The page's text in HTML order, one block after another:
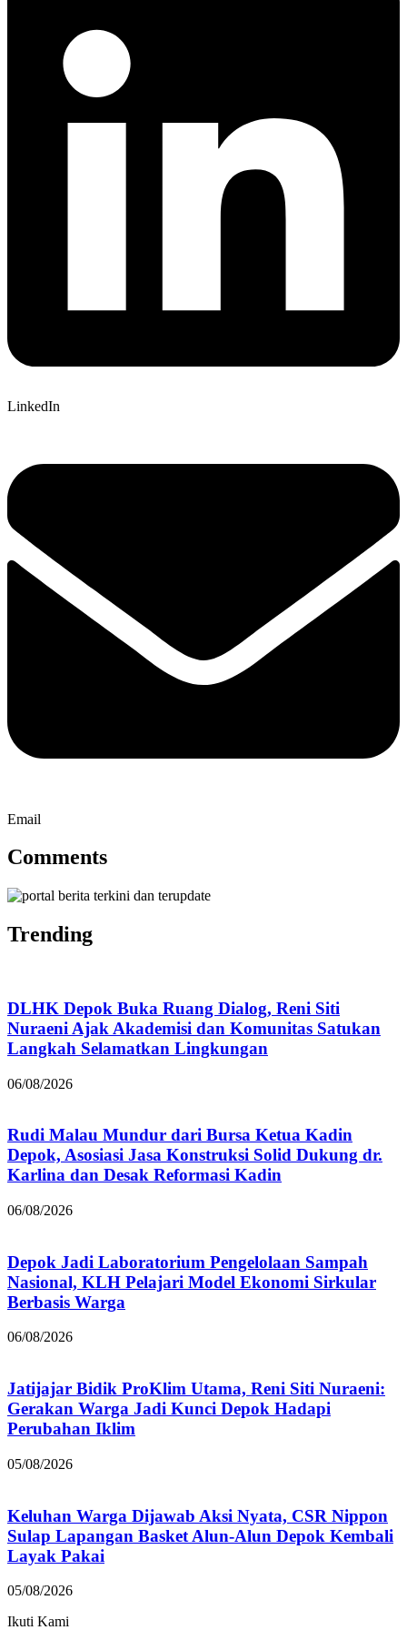
LinkedIn
Email
Comments
Trending
DLHK Depok Buka Ruang Dialog, Reni Siti
Nuraeni Ajak Akademisi dan Komunitas Satukan
Langkah Selamatkan Lingkungan
06/08/2026
Rudi Malau Mundur dari Bursa Ketua Kadin
Depok, Asosiasi Jasa Konstruksi Solid Dukung dr.
Karlina dan Desak Reformasi Kadin
06/08/2026
Depok Jadi Laboratorium Pengelolaan Sampah
Nasional, KLH Pelajari Model Ekonomi Sirkular
Berbasis Warga
06/08/2026
Jatijajar Bidik ProKlim Utama, Reni Siti Nuraeni:
Gerakan Warga Jadi Kunci Depok Hadapi
Perubahan Iklim
05/08/2026
Keluhan Warga Dijawab Aksi Nyata, CSR Nippon
Sulap Lapangan Basket Alun-Alun Depok Kembali
Layak Pakai
05/08/2026
Ikuti Kami